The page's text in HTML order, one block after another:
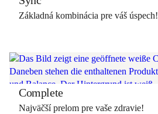
Základná kombinácia pre váš úspech!
Complete
Najväčší prelom pre vaše zdravie!